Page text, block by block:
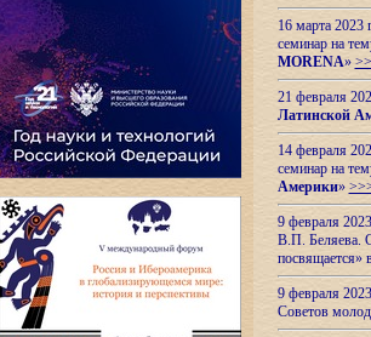
16 марта 2023
семинар на
MORENA»
21 февраля
Латинской
14 февраля
семинар на
Америки»
9 февраля
В.П. Беляева.
посвящается»
9 февраля
Советов